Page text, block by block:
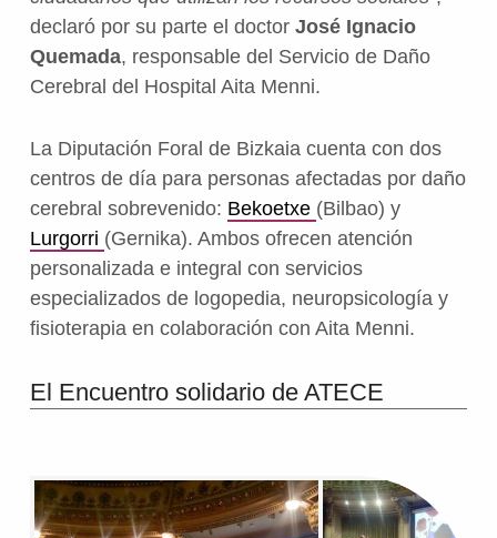
declaró por su parte el doctor José Ignacio
Quemada, responsable del Servicio de Daño
Cerebral del Hospital Aita Menni.
La Diputación Foral de Bizkaia cuenta con dos
centros de día para personas afectadas por daño
cerebral sobrevenido: Bekoetxe (Bilbao) y
Lurgorri (Gernika). Ambos ofrecen atención
personalizada e integral con servicios
especializados de logopedia, neuropsicología y
fisioterapia en colaboración con Aita Menni.
El Encuentro solidario de ATECE